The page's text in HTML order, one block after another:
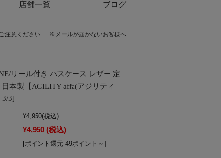
店舗一覧 ブログ
注意ください ※メールが届かないお客様へ
リール付き パスケース レザー 定
本製【AGILITY affa(アジリティ
3/3]
¥4,950(税込)
¥4,950 (税込)
[ポイント還元 49ポイント～]